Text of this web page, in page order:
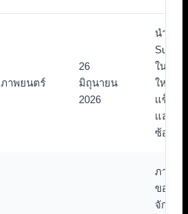
ภาพยนตร์
26
มิถุนายน
2026
นำเสน
ในมุมม
ใหม่ที่
แข็งแก
และซับ
ซ้อนยิ่
ภาคต่อ
ของ
จักรวา